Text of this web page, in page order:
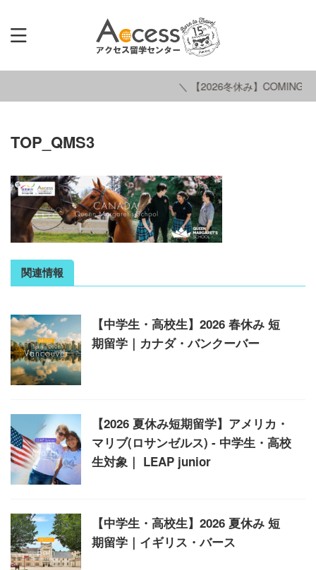
＼ 【2026冬休み】COMING
TOP_QMS3
関連情報
【中学生・高校生】2026 春休み 短
期留学｜カナダ・バンクーバー
【2026 夏休み短期留学】アメリカ・
マリブ(ロサンゼルス) - 中学生・高校
生対象｜ LEAP junior
【中学生・高校生】2026 夏休み 短
期留学｜イギリス・バース